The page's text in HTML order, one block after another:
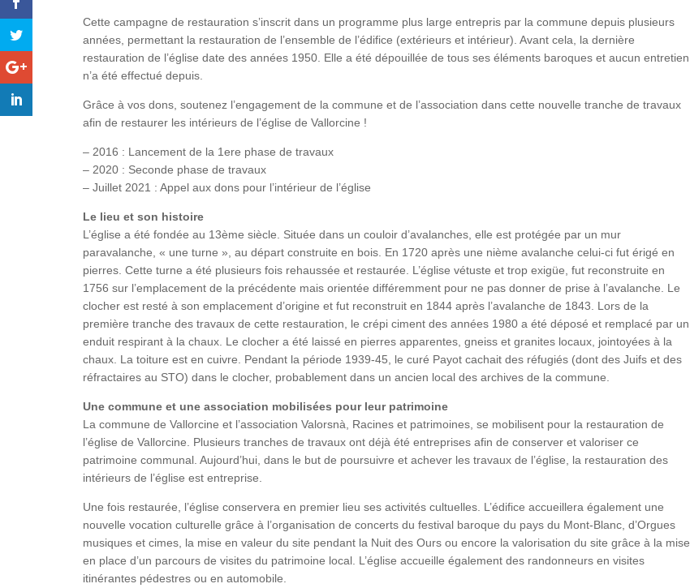
Cette campagne de restauration s’inscrit dans un programme plus large entrepris par la commune depuis plusieurs
années, permettant la restauration de l’ensemble de l’édifice (extérieurs et intérieur). Avant cela, la dernière
restauration de l’église date des années 1950. Elle a été dépouillée de tous ses éléments baroques et aucun entretien
n’a été effectué depuis.
Grâce à vos dons, soutenez l’engagement de la commune et de l’association dans cette nouvelle tranche de travaux
afin de restaurer les intérieurs de l’église de Vallorcine !
– 2016 : Lancement de la 1ere phase de travaux
– 2020 : Seconde phase de travaux
– Juillet 2021 : Appel aux dons pour l’intérieur de l’église
Le lieu et son histoire
L’église a été fondée au 13ème siècle. Située dans un couloir d’avalanches, elle est protégée par un mur
paravalanche, « une turne », au départ construite en bois. En 1720 après une nième avalanche celui-ci fut érigé en
pierres. Cette turne a été plusieurs fois rehaussée et restaurée. L’église vétuste et trop exigüe, fut reconstruite en
1756 sur l’emplacement de la précédente mais orientée différemment pour ne pas donner de prise à l’avalanche. Le
clocher est resté à son emplacement d’origine et fut reconstruit en 1844 après l’avalanche de 1843. Lors de la
première tranche des travaux de cette restauration, le crépi ciment des années 1980 a été déposé et remplacé par un
enduit respirant à la chaux. Le clocher a été laissé en pierres apparentes, gneiss et granites locaux, jointoyées à la
chaux. La toiture est en cuivre. Pendant la période 1939-45, le curé Payot cachait des réfugiés (dont des Juifs et des
réfractaires au STO) dans le clocher, probablement dans un ancien local des archives de la commune.
Une commune et une association mobilisées pour leur patrimoine
La commune de Vallorcine et l’association Valorsnà, Racines et patrimoines, se mobilisent pour la restauration de
l’église de Vallorcine. Plusieurs tranches de travaux ont déjà été entreprises afin de conserver et valoriser ce
patrimoine communal. Aujourd’hui, dans le but de poursuivre et achever les travaux de l’église, la restauration des
intérieurs de l’église est entreprise.
Une fois restaurée, l’église conservera en premier lieu ses activités cultuelles. L’édifice accueillera également une
nouvelle vocation culturelle grâce à l’organisation de concerts du festival baroque du pays du Mont-Blanc, d’Orgues
musiques et cimes, la mise en valeur du site pendant la Nuit des Ours ou encore la valorisation du site grâce à la mise
en place d’un parcours de visites du patrimoine local. L’église accueille également des randonneurs en visites
itinérantes pédestres ou en automobile.